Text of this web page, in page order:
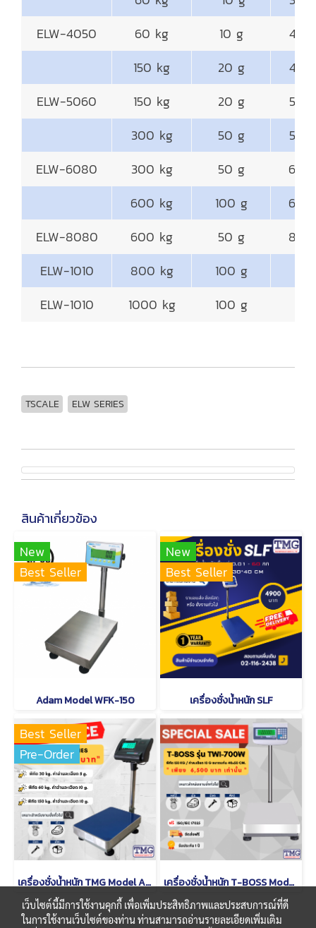
ELW-4050
60 kg 10 g
150 kg
20 g
ELW-5060
150 kg 20 g
300 kg
50 g
ELW-6080
300 kg 50 g
600 kg
100 g
ELW-8080
600 kg 50 g
ELW-1010
800 kg 100 g
ELW-1010
1000 kg 100 g
TSCALE ELW SERIES
สินค้าเกี่ยวข้อง
New
Best Seller
Adam Model WFK-150
New
Best Seller
เครื่องชั่งน้ำหนัก SLF
Best Seller
Pre-Order
เครื่องชั่งน้ำหนัก TMG Model A12 เครื่องชั่งน้ำหนัก T-BOSS Model TWI-700W
เว็บไซต์นี้มีการใช้งานคุกกี้ เพื่อเพิ่มประสิทธิภาพและประสบการณ์ที่ดี
ในการใช้งานเว็บไซต์ของท่าน ท่านสามารถอ่านรายละเอียดเพิ่มเติม